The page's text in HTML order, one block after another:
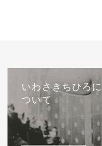
いわさきちひろに
ついて